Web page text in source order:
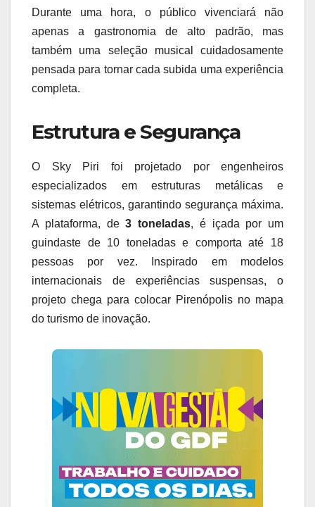
Durante uma hora, o público vivenciará não
apenas a gastronomia de alto padrão, mas
também uma seleção musical cuidadosamente
pensada para tornar cada subida uma experiência
completa.
Estrutura e Segurança
O Sky Piri foi projetado por engenheiros
especializados em estruturas metálicas e
sistemas elétricos, garantindo segurança máxima.
A plataforma, de3 toneladas, é içada por um
guindaste de 10 toneladas e comporta até 18
pessoas por vez. Inspirado em modelos
internacionais de experiências suspensas, o
projeto chega para colocar Pirenópolis no mapa
do turismo de inovação.